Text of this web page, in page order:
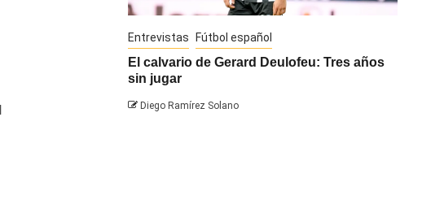
Entrevistas Fútbol español
El calvario de Gerard Deulofeu: Tres años
sin jugar
Diego Ramírez Solano